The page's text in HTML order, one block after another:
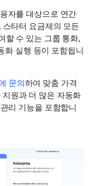
자를 대상으로 연간
타터 요금제의 모든
할 수 있는 그룹 통화,
화 실행 등이 포함됩니
문의하여 맞춤 가격
원과 더 많은 자동화
리 기능을 포함합니